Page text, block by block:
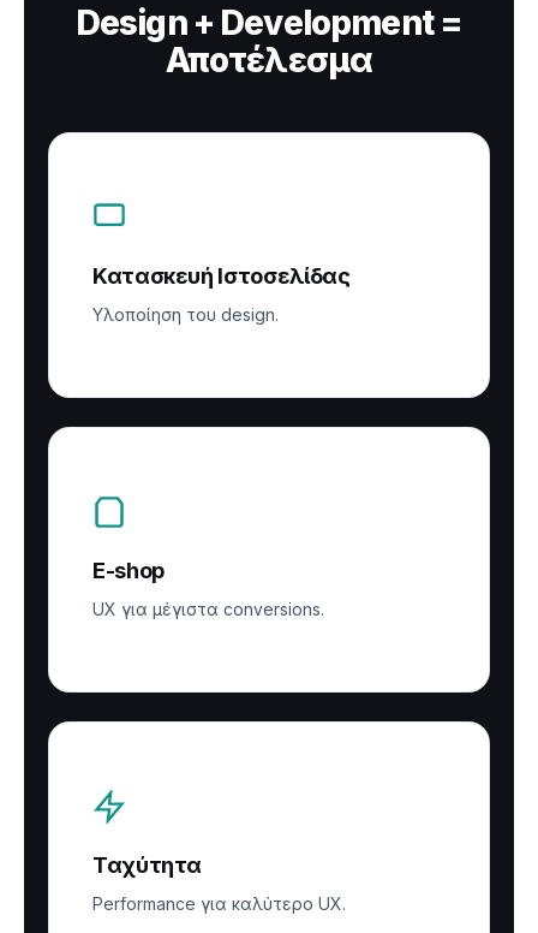
Design + Development =
Αποτέλεσμα
Κατασκευή Ιστοσελίδας
Υλοποίηση του design.
E-shop
UX για μέγιστα conversions.
Ταχύτητα
Performance για καλύτερο UX.